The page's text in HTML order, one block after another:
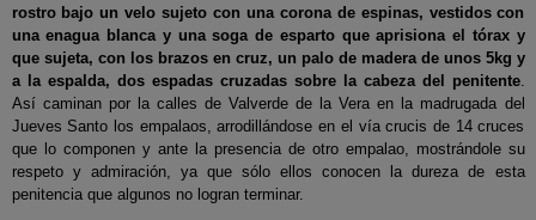
rostro bajo un velo sujeto con una corona de espinas, vestidos con
una enagua blanca y una soga de esparto que aprisiona el tórax y
que sujeta, con los brazos en cruz, un palo de madera de unos 5kg y
a la espalda, dos espadas cruzadas sobre la cabeza del penitente.
Así caminan por la calles de Valverde de la Vera en la madrugada del
Jueves Santo los empalaos, arrodillándose en el vía crucis de 14 cruces
que lo componen y ante la presencia de otro empalao, mostrándole su
respeto y admiración, ya que sólo ellos conocen la dureza de esta
penitencia que algunos no logran terminar.